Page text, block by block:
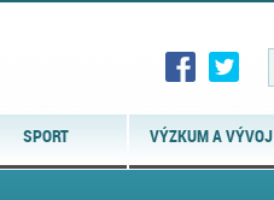
SPORT VÝZKUM A VÝVOJ